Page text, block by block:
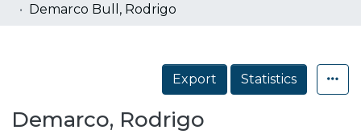
Statistics
Demarco Bull, Rodrigo
Export Statistics
Demarco, Rodrigo